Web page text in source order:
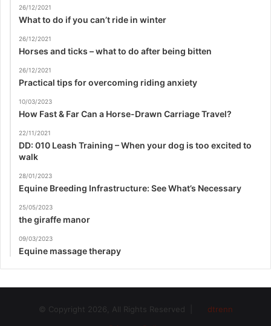
26/12/2021
What to do if you can’t ride in winter
26/12/2021
Horses and ticks – what to do after being bitten
26/12/2021
Practical tips for overcoming riding anxiety
10/03/2023
How Fast & Far Can a Horse-Drawn Carriage Travel?
22/11/2021
DD: 010 Leash Training – When your dog is too excited to
walk
28/01/2023
Equine Breeding Infrastructure: See What’s Necessary
25/05/2023
the giraffe manor
09/03/2023
Equine massage therapy
© Copyright 2026, All Rights Reserved |
dtrenn